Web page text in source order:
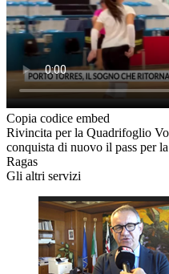
Copia codice embed
Rivincita per la Quadrifoglio
conquista di nuovo il pass per
Ragas
Gli altri servizi